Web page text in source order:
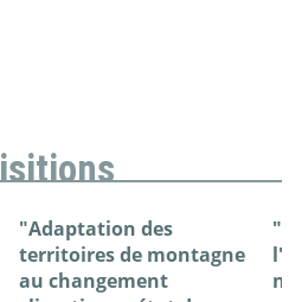
"Adaptation des
territoires de montagne
au changement